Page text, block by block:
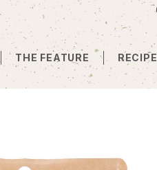
THE FEATURE RECIPE